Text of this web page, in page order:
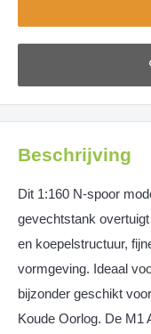
Beschrijving
Dit 1:160 N-spoor
gevechtstank
en koepelstructuur,
vormgeving. Ideaal
bijzonder geschikt
Koude Oorlog. De M1